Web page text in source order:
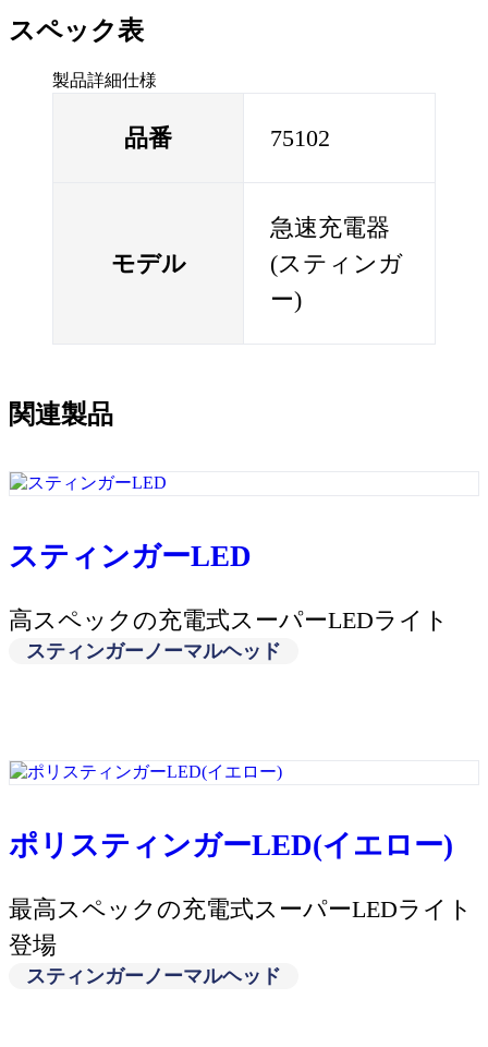
スペック表
製品詳細仕様
品番 75102
モデル
急速充電器
(スティンガ
ー)
関連製品
スティンガーLED
高スペックの充電式スーパーLEDライト
スティンガーノーマルヘッド
ポリスティンガーLED(イエロー)
最高スペックの充電式スーパーLEDライト
登場
スティンガーノーマルヘッド